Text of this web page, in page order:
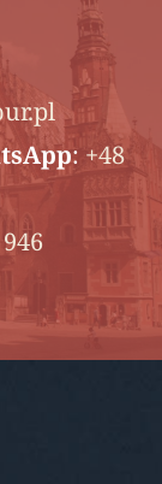
: +48